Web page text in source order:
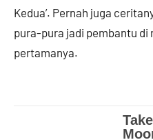
Kedua’. Pernah juga
pura-pura jadi pembantu di
pertamanya.